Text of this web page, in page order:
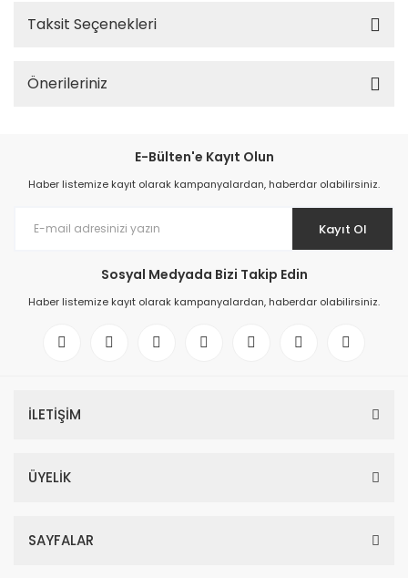
Taksit Seçenekleri
Önerileriniz
E-Bülten'e Kayıt Olun
Haber listemize kayıt olarak kampanyalardan, haberdar olabilirsiniz.
Kayıt Ol
Sosyal Medyada Bizi Takip Edin
Haber listemize kayıt olarak kampanyalardan, haberdar olabilirsiniz.
İLETİŞİM
ÜYELİK
SAYFALAR